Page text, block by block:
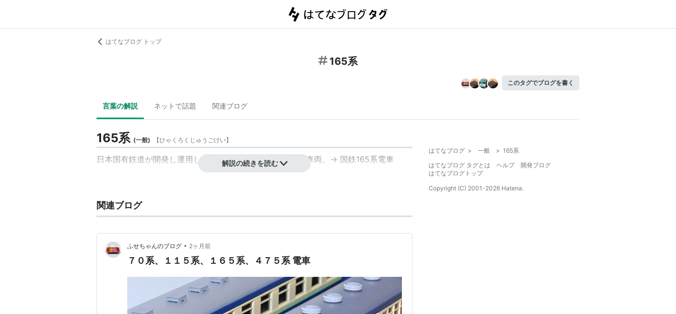
はてなブログ トップ
165系
このタグでブログを書く
言葉の解説 ネットで話題 関連ブログ
165系 (一般) 【ひゃくろくじゅうごけい】
日本国有鉄道が開発し運用していた直流急行形電車・ 鉄道車両。→ 国鉄165系電車
解説の続きを読む
関連ブログ
ふせちゃんのブログ • 2ヶ月前
７０系、１１５系、１６５系、４７５系 電車
はてなブログ > 一般 > 165系
はてなブログ タグとは
ヘルプ
開発ブログ
はてなブログトップ
Copyright (C) 2001-2026 Hatena.